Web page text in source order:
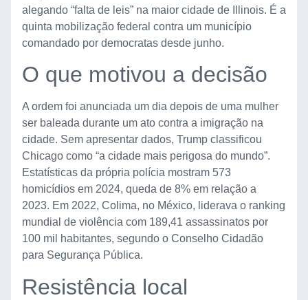
alegando “falta de leis” na maior cidade de Illinois. É a
quinta mobilização federal contra um município
comandado por democratas desde junho.
O que motivou a decisão
A ordem foi anunciada um dia depois de uma mulher
ser baleada durante um ato contra a imigração na
cidade. Sem apresentar dados, Trump classificou
Chicago como “a cidade mais perigosa do mundo”.
Estatísticas da própria polícia mostram 573
homicídios em 2024, queda de 8% em relação a
2023. Em 2022, Colima, no México, liderava o ranking
mundial de violência com 189,41 assassinatos por
100 mil habitantes, segundo o Conselho Cidadão
para Segurança Pública.
Resistência local